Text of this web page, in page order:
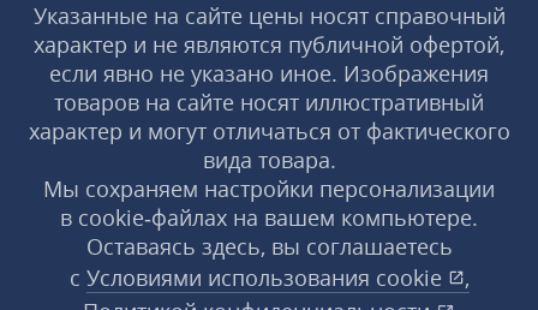
Указанные на сайте цены носят справочный
характер и не являются публичной офертой,
если явно не указано иное. Изображения
товаров на сайте носят иллюстративный
характер и могут отличаться от фактического
вида товара.
Мы сохраняем настройки персонализации
в cookie‑файлах на вашем компьютере.
Оставаясь здесь, вы соглашаетесь
с Условиями использования cookie
,